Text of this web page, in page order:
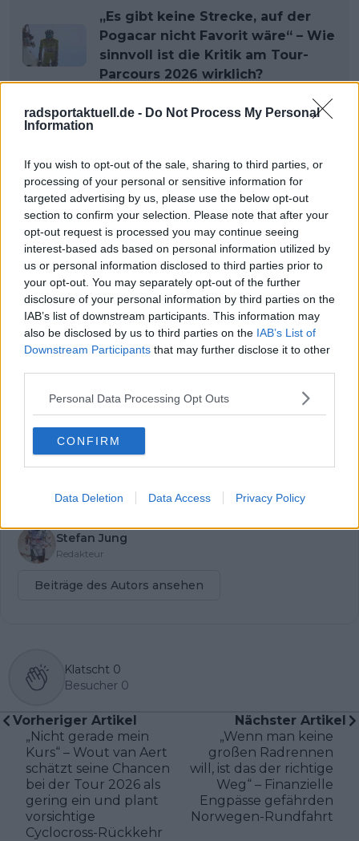
radsportaktuell.de - Do Not Process My Personal
Information
If you wish to opt-out of the sale, sharing to third parties, or
processing of your personal or sensitive information for
targeted advertising by us, please use the below opt-out
section to confirm your selection. Please note that after your
opt-out request is processed you may continue seeing
interest-based ads based on personal information utilized by
us or personal information disclosed to third parties prior to
your opt-out. You may separately opt-out of the further
disclosure of your personal information by third parties on the
IAB’s list of downstream participants. This information may
also be disclosed by us to third parties on the IAB’s List of
Downstream Participants that may further disclose it to other
Personal Data Processing Opt Outs
CONFIRM
Data Deletion Data Access Privacy Policy
„Es gibt keine Strecke, auf der
Pogacar nicht Favorit wäre“ – Wie
sinnvoll ist die Kritik am Tour-
Parcours 2026 wirklich?
so viel... aber er ist nicht meine
Transferambitionen von Uno-X
Mobility nach dem WorldTour-
Aufstieg
Jetzt kostenlos den RadsportAktuell-
Newsletter abonnieren!
Nachdem du auf „Abonnieren“ geklickt hast,
erhältst du sofort eine E-Mail von uns. Bei
einigen Lesern landet diese im Spam-
Rennvorschauen – täglich kompakt per E-
Mail.
Stefan Jung
Redakteur
Beiträge des Autors ansehen
Klatscht 0
Besucher 0
Vorheriger Artikel
„Nicht gerade mein
Kurs“ – Wout van Aert
schätzt seine Chancen
bei der Tour 2026 als
gering ein und plant
vorsichtige
Cyclocross-Rückkehr
Nächster Artikel
„Wenn man keine
großen Radrennen
will, ist das der richtige
Weg“ – Finanzielle
Engpässe gefährden
Norwegen-Rundfahrt